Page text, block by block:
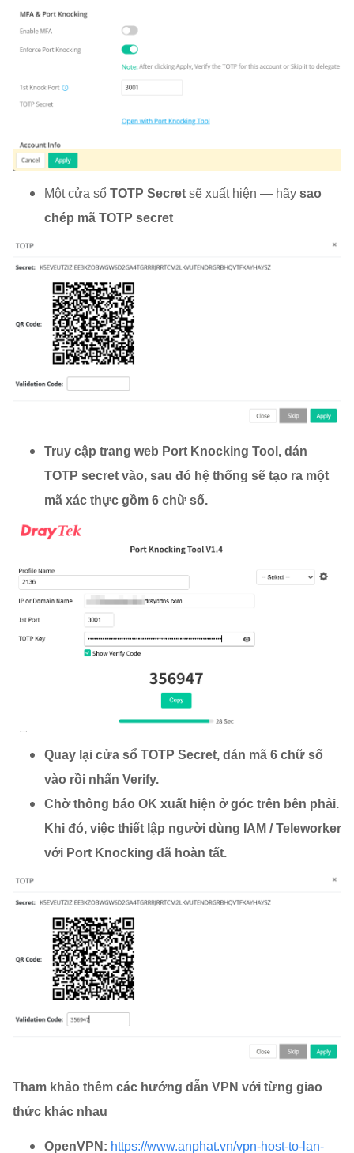
Một cửa sổ TOTP Secret sẽ xuất hiện — hãy sao
chép mã TOTP secret
Truy cập trang web Port Knocking Tool, dán
TOTP secret vào, sau đó hệ thống sẽ tạo ra một
mã xác thực gồm 6 chữ số.
Quay lại cửa sổ TOTP Secret, dán mã 6 chữ số
vào rồi nhấn Verify.
Chờ thông báo OK xuất hiện ở góc trên bên phải.
Khi đó, việc thiết lập người dùng IAM / Teleworker
với Port Knocking đã hoàn tất.
Tham khảo thêm các hướng dẫn VPN với từng giao
thức khác nhau
OpenVPN: https://www.anphat.vn/vpn-host-to-lan-